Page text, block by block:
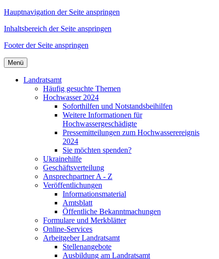
Hauptnavigation der Seite anspringen
Inhaltsbereich der Seite anspringen
Footer der Seite anspringen
Menü
Landratsamt
Häufig gesuchte Themen
Hochwasser 2024
Soforthilfen und Notstandsbeihilfen
Weitere Informationen für
Hochwassergeschädigte
Pressemitteilungen zum Hochwasserereignis
2024
Sie möchten spenden?
Ukrainehilfe
Geschäftsverteilung
Ansprechpartner A - Z
Veröffentlichungen
Informationsmaterial
Amtsblatt
Öffentliche Bekanntmachungen
Formulare und Merkblätter
Online-Services
Arbeitgeber Landratsamt
Stellenangebote
Ausbildung am Landratsamt